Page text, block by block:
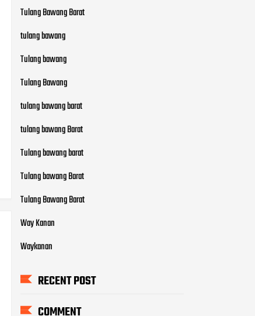
Tulang Bawang Barat
tulang bawang
Tulang bawang
Tulang Bawang
tulang bawang barat
tulang bawang Barat
Tulang bawang barat
Tulang bawang Barat
Tulang Bawang Barat
Way Kanan
Waykanan
RECENT POST
COMMENT